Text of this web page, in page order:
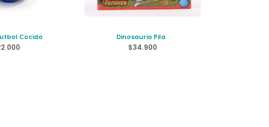
Cocido Dinosaurio Pila
$34.900